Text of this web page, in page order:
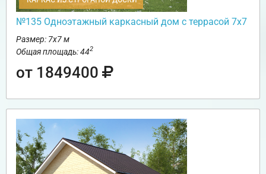
№135 Одноэтажный каркасный дом с террасой 7х7
Размер: 7х7 м
Общая площадь: 442
от 1849400